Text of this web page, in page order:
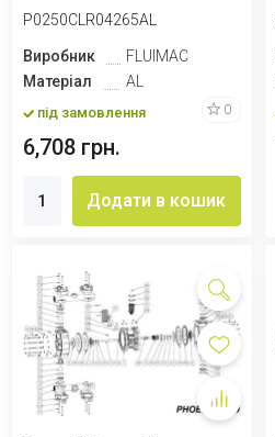
P0250CLR04265AL
Виробник
FLUIMAC
Матеріал
AL
під замовлення 0
6,708 грн.
Додати в кошик